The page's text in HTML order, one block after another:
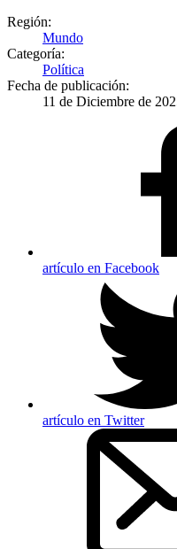
Región:
Mundo
Categoría:
Política
Fecha de publicación:
11 de Diciembre de
artículo en Facebook
artículo en Twitter